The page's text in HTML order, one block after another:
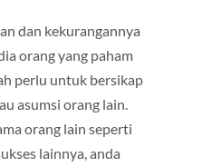
dan kekurangannya
orang yang paham
perlu untuk bersikap
asumsi orang lain.
orang lain seperti
lainnya, anda